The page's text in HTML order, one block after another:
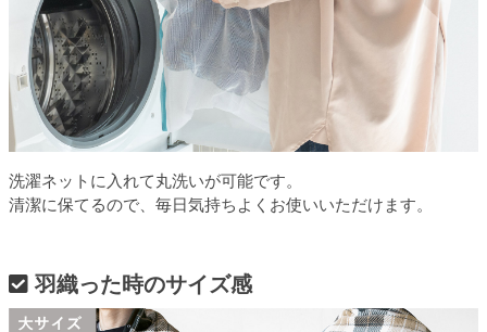
洗濯ネットに入れて丸洗いが可能です。
清潔に保てるので、毎日気持ちよくお使いいただけます。
羽織った時のサイズ感